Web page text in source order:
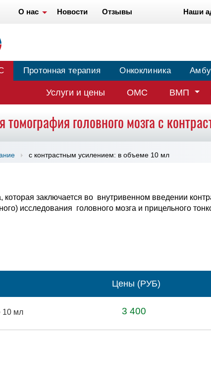
О нас Новости Отзывы Наши
Протонная терапия Онкоклиника
Услуги и цены ОМС ВМП
томография головного мозга с
с контрастным усилением: в объеме 10 мл
которая заключается во внутривенном введении
исследования головного мозга и прицельного
Цены (РУБ)
10 мл 3 400